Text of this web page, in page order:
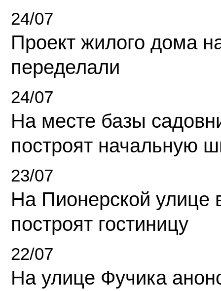
24/07
Проект жилого дома
переделали
24/07
На месте базы
построят начальную
23/07
На Пионерской улице
построят гостиницу
22/07
На улице Фучика